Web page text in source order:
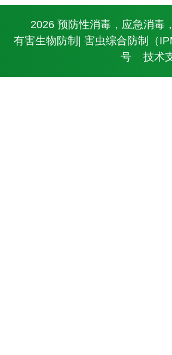
© 2026 预防性消毒，应急消毒
有害生物防制| 害虫综合防制（
号
技术